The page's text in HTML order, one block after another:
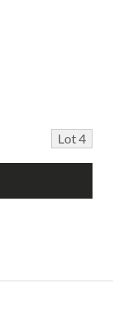
Lot 4